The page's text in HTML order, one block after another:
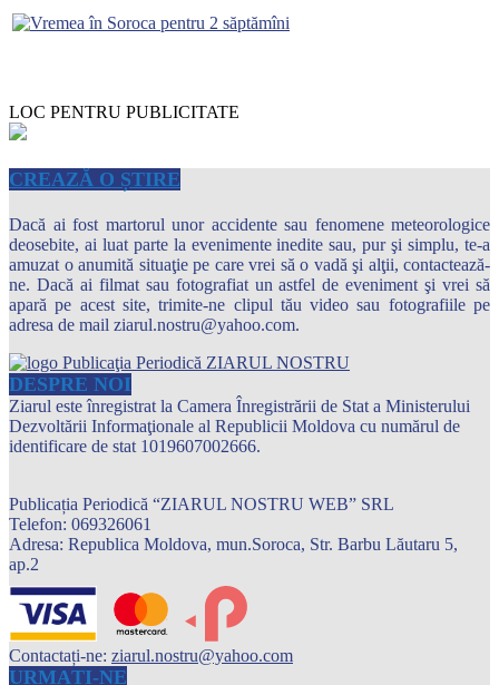
LOC PENTRU PUBLICITATE
CREAZĂ O ȘTIRE
Dacă ai fost martorul unor accidente sau fenomene meteorologice
deosebite, ai luat parte la evenimente inedite sau, pur şi simplu, te-a
amuzat o anumită situaţie pe care vrei să o vadă şi alţii, contactează-
ne. Dacă ai filmat sau fotografiat un astfel de eveniment şi vrei să
apară pe acest site, trimite-ne clipul tău video sau fotografiile pe
adresa de mail ziarul.nostru@yahoo.com.
DESPRE NOI
Ziarul este înregistrat la Camera Înregistrării de Stat a Ministerului
Dezvoltării Informaţionale al Republicii Moldova cu numărul de
identificare de stat 1019607002666.
Publicația Periodică “ZIARUL NOSTRU WEB” SRL
Telefon: 069326061
Adresa: Republica Moldova, mun.Soroca, Str. Barbu Lăutaru 5,
ap.2
Contactați-ne: ziarul.nostru@yahoo.com
URMAȚI-NE